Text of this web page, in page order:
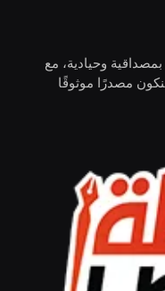
وحيادية، مع
مصدرًا موثوقًا